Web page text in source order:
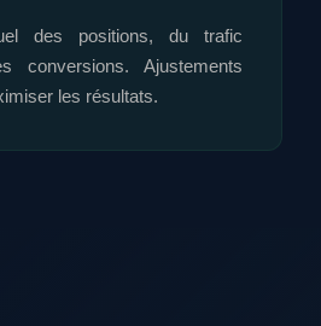
des positions, du trafic
conversions. Ajustements
les résultats.